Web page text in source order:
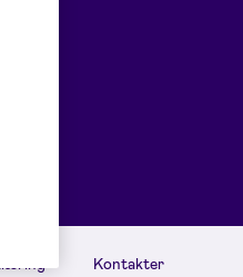
Kontakter